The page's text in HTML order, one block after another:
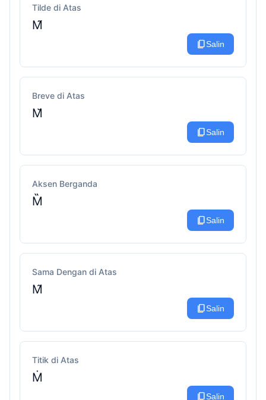
Tilde di Atas
M̃
content_copySalin
Breve di Atas
M̆
content_copySalin
Aksen Berganda
M̏
content_copySalin
Sama Dengan di Atas
M͂
content_copySalin
Titik di Atas
Ṁ
content_copySalin